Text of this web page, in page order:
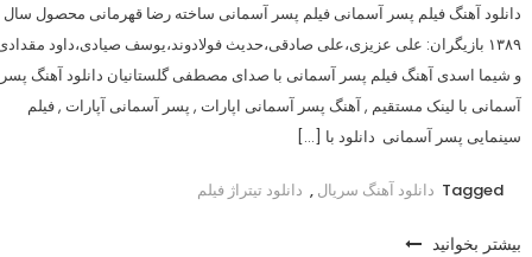
دانلود آهنگ فیلم پسر آسمانی فیلم پسر آسمانی ساخته رضا قهرمانی محصول سال
۱۳۸۹ بازیگران: علی عزیزی،علی صادقی،حدیث فولادوند،یوسف صیادی،داود
و شیما اسدی آهنگ فیلم پسر آسمانی با صدای مصطفی گلستانیان دانلود آهنگ پسر
آسمانی با لینک مستقیم , آهنگ پسر آسمانی اپارات , پسر آسمانی آپارات , فیلم
سینمایی پسر آسمانی دانلود با […]
Tagged دانلود آهنگ سریال , دانلود تیتراژ فیلم
بیشتر بخوانید